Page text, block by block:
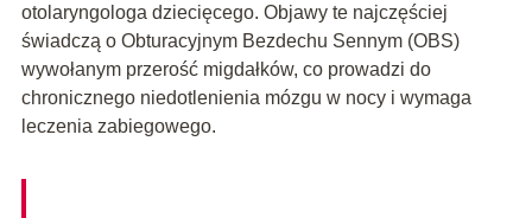
otolaryngologa dziecięcego. Objawy te najczęściej
świadczą o Obturacyjnym Bezdechu Sennym (OBS)
wywołanym przerość migdałków, co prowadzi do
chronicznego niedotlenienia mózgu w nocy i wymaga
leczenia zabiegowego.